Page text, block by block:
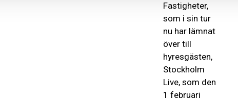
Fastigheter,
som i sin tur
nu har lämnat
över till
hyresgästen,
Stockholm
Live, som den
1 februari